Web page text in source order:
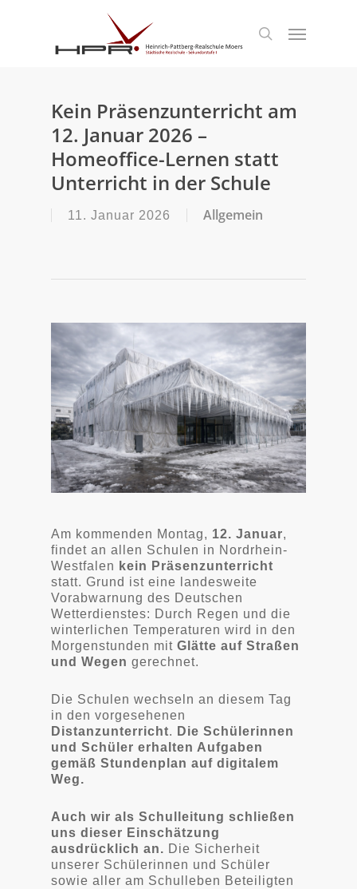
search
Menu
Kein Präsenzunterricht am
12. Januar 2026 –
Homeoffice-Lernen statt
Unterricht in der Schule
11. Januar 2026 Allgemein
Am kommenden Montag, 12. Januar,
findet an allen Schulen in Nordrhein-
Westfalen kein Präsenzunterricht
statt. Grund ist eine landesweite
Vorabwarnung des Deutschen
Wetterdienstes: Durch Regen und die
winterlichen Temperaturen wird in den
Morgenstunden mit Glätte auf Straßen
und Wegen gerechnet.
Die Schulen wechseln an diesem Tag
in den vorgesehenen
Distanzunterricht. Die Schülerinnen
und Schüler erhalten Aufgaben
gemäß Stundenplan auf digitalem
Weg.
Auch wir als Schulleitung schließen
uns dieser Einschätzung
ausdrücklich an. Die Sicherheit
unserer Schülerinnen und Schüler
sowie aller am Schulleben Beteiligten